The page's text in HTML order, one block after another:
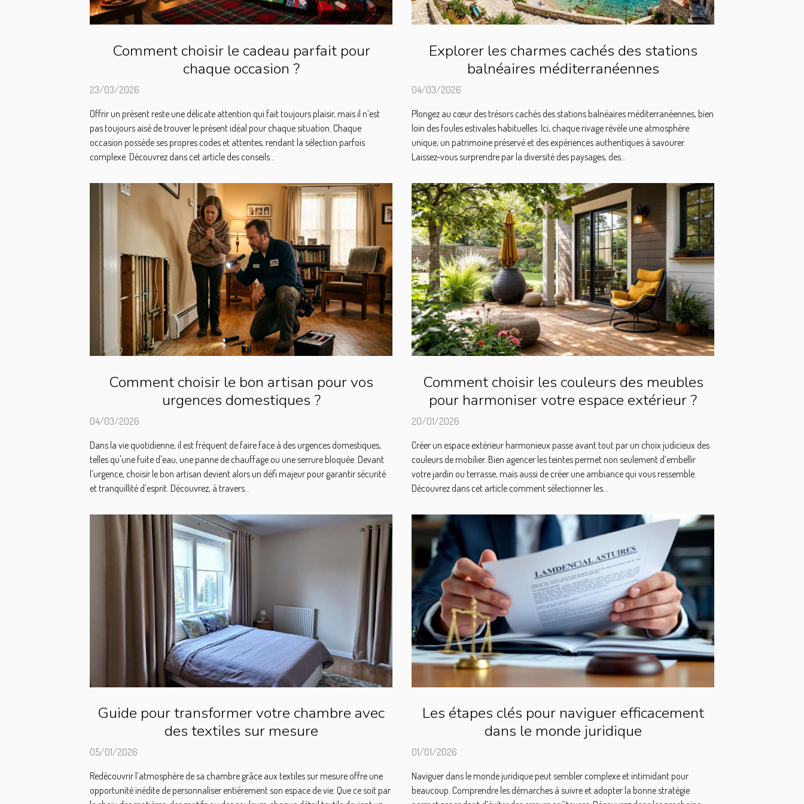
Comment choisir le cadeau parfait pour
chaque occasion ?
23/03/2026
Offrir un présent reste une délicate attention qui fait toujours plaisir, mais il n’est
pas toujours aisé de trouver le présent idéal pour chaque situation. Chaque
occasion possède ses propres codes et attentes, rendant la sélection parfois
complexe. Découvrez dans cet article des conseils...
Explorer les charmes cachés des stations
balnéaires méditerranéennes
04/03/2026
Plongez au cœur des trésors cachés des stations balnéaires méditerranéennes, bien
loin des foules estivales habituelles. Ici, chaque rivage révèle une atmosphère
unique, un patrimoine préservé et des expériences authentiques à savourer.
Laissez-vous surprendre par la diversité des paysages, des...
Comment choisir le bon artisan pour vos
urgences domestiques ?
04/03/2026
Dans la vie quotidienne, il est fréquent de faire face à des urgences domestiques,
telles qu'une fuite d'eau, une panne de chauffage ou une serrure bloquée. Devant
l’urgence, choisir le bon artisan devient alors un défi majeur pour garantir sécurité
et tranquillité d’esprit. Découvrez, à travers...
Comment choisir les couleurs des meubles
pour harmoniser votre espace extérieur ?
20/01/2026
Créer un espace extérieur harmonieux passe avant tout par un choix judicieux des
couleurs de mobilier. Bien agencer les teintes permet non seulement d’embellir
votre jardin ou terrasse, mais aussi de créer une ambiance qui vous ressemble.
Découvrez dans cet article comment sélectionner les...
Guide pour transformer votre chambre avec
des textiles sur mesure
05/01/2026
Redécouvrir l’atmosphère de sa chambre grâce aux textiles sur mesure offre une
opportunité inédite de personnaliser entièrement son espace de vie. Que ce soit par
Les étapes clés pour naviguer efficacement
dans le monde juridique
01/01/2026
Naviguer dans le monde juridique peut sembler complexe et intimidant pour
beaucoup. Comprendre les démarches à suivre et adopter la bonne stratégie